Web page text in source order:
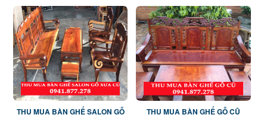
THU MUA BÀN GHẾ SALON GỖ
THU MUA BÀN GHẾ GỖ CŨ